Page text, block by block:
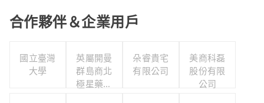
合作夥伴＆企業用戶
國立臺灣
大學
英屬開曼
群島商北
極星藥業
朵睿貴宅
有限公司
美商科磊
股份有限
公司